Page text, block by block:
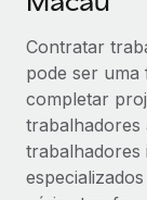
Contratar
pode ser uma
completar
trabalhadores
trabalhadores